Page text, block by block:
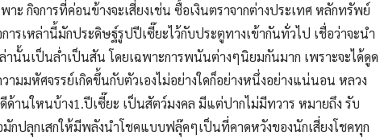
ะ กิจการที่ค่อนข้างจะเสี่ยงเช่น ซื้อเงินตราจากต่างประเทศ หลักทรัพย์
การเหล่านี้มักประดิษฐ์รูปปีเซี๊ยะไว้กับประตูทางเข้ากันทั่วไป เชื่อว่าจะนำ
านั้นเป็นล่ำเป็นสัน โดยเฉพาะการพนันต่างๆนิยมกันมาก เพราะจะได้ดูด
มมหัศจรรย์เกิดขึ้นกับตัวเองไม่อย่างใดก็อย่างหนึ่งอย่างแน่นอน หลวง
านใหนบ้าง1.ปีเซี๊ยะ เป็นสัตว์มงคล มีแต่ปากไม่มีทวาร หมายถึง รับ
กปลุกเสกให้มีพลังนำโชคแบบฟลุ๊คๆเป็นที่คาดหวังของนักเสี่ยงโชคทุก